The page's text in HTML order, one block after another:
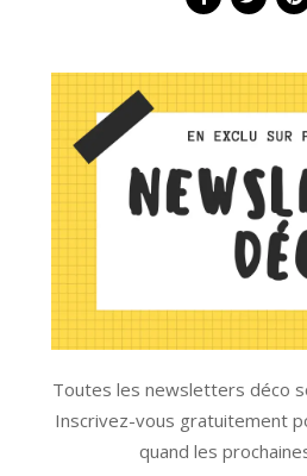
Toutes les newsletters déco
Inscrivez-vous gratuitement
quand les